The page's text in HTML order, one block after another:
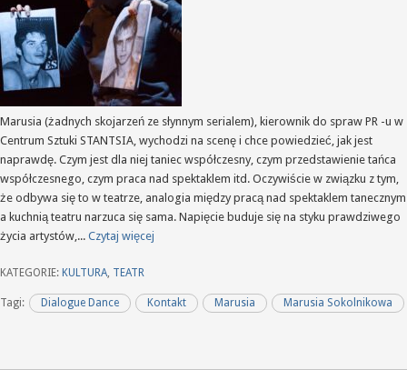
Marusia (żadnych skojarzeń ze słynnym serialem), kierownik do spraw PR -u w
Centrum Sztuki STANTSIA, wychodzi na scenę i chce powiedzieć, jak jest
naprawdę. Czym jest dla niej taniec współczesny, czym przedstawienie tańca
współczesnego, czym praca nad spektaklem itd. Oczywiście w związku z tym,
że odbywa się to w teatrze, analogia między pracą nad spektaklem tanecznym
a kuchnią teatru narzuca się sama. Napięcie buduje się na styku prawdziwego
życia artystów,... Czytaj więcej
KATEGORIE: KULTURA, TEATR
Tagi: Dialogue Dance Kontakt Marusia Marusia Sokolnikowa